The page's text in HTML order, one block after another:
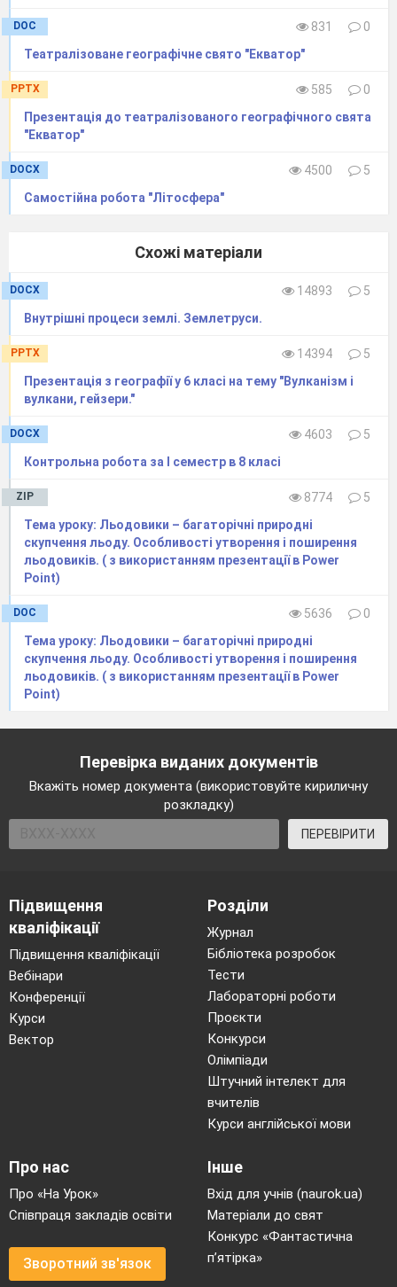
DOC 831
0
Театралізоване географічне свято "Екватор"
PPTX 585
0
Презентація до театралізованого географічного свята
"Екватор"
DOCX 4500
5
Самостійна робота "Літосфера"
Схожі матеріали
DOCX 14893
5
Внутрішні процеси землі. Землетруси.
PPTX 14394
5
Презентація з географії у 6 класі на тему "Вулканізм і
вулкани, гейзери."
DOCX 4603
5
Контрольна робота за I семестр в 8 класі
ZIP 8774
5
Тема уроку: Льодовики – багаторічні природні
скупчення льоду. Особливості утворення і поширення
льодовиків. ( з використанням презентації в Power
Point)
DOC 5636
0
Тема уроку: Льодовики – багаторічні природні
скупчення льоду. Особливості утворення і поширення
льодовиків. ( з використанням презентації в Power
Point)
Перевірка виданих документів
Вкажіть номер документа (використовуйте кириличну
розкладку)
ПЕРЕВІРИТИ
Підвищення
кваліфікації
Підвищення кваліфікації
Вебінари
Конференції
Курси
Вектор
Розділи
Журнал
Бібліотека розробок
Тести
Лабораторні роботи
Проєкти
Конкурси
Олімпіади
Штучний інтелект для
вчителів
Курси англійської мови
Про нас
Про «На Урок»
Співпраця закладів освіти
Зворотний зв'язок
Інше
Вхід для учнів (naurok.ua)
Матеріали до свят
Конкурс «Фантастична
п’ятірка»